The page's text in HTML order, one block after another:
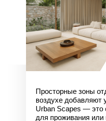
Просторные зоны
воздухе добавляют
Urban Scapes — это
для проживания или